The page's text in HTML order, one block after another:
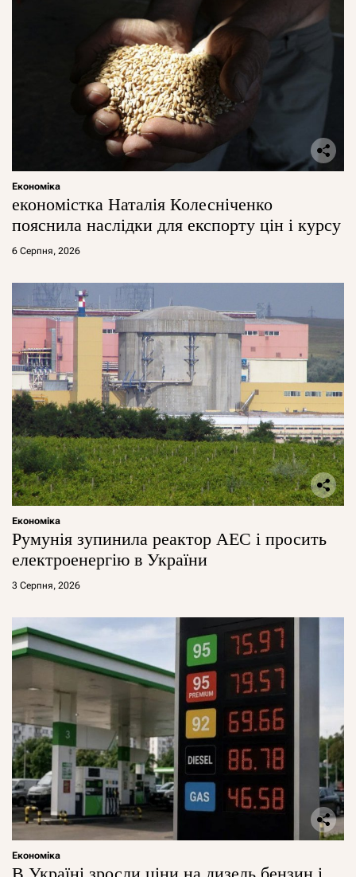
Економіка
економістка Наталія Колесніченко
пояснила наслідки для експорту цін і курсу
6 Серпня, 2026
Економіка
Румунія зупинила реактор АЕС і просить
електроенергію в України
3 Серпня, 2026
Економіка